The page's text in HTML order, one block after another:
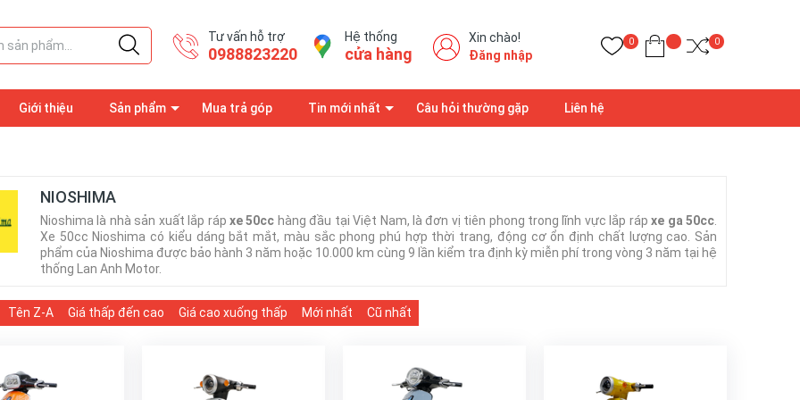
Tư vấn hỗ trợ
0988823220
Hệ thống
cửa hàng
Xin chào!
Đăng nhập
0 0
Giới thiệu Sản phẩm Mua trả góp Tin mới nhất Câu hỏi thường gặp Liên hệ
NIOSHIMA
Nioshima là nhà sản xuất lắp ráp xe 50cc hàng đầu tại Việt Nam, là đơn vị tiên phong trong lĩnh vực lắp rápxe ga 50cc
Xe 50cc Nioshima có kiểu dáng bắt mắt, màu sắc phong phú hợp thời trang, động cơ ổn định chất lượng cao. Sản
phẩm của Nioshima được bảo hành 3 năm hoặc 10.000 km cùng 9 lần kiểm tra định kỳ miễn phí trong vòng 3 năm tại hệ
thống Lan Anh Motor.
Tên Z-A Giá thấp đến cao Giá cao xuống thấp Mới nhất Cũ nhất